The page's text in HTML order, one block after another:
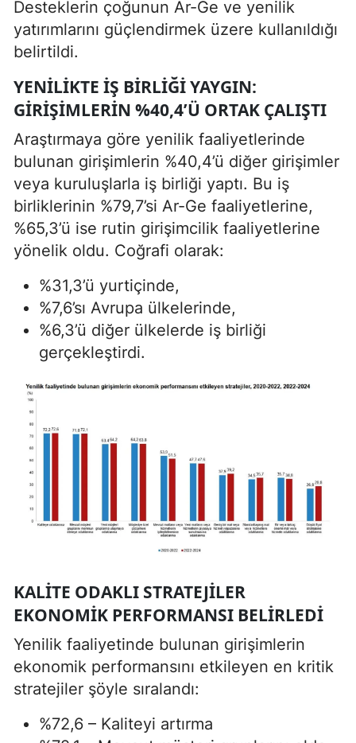
Desteklerin çoğunun Ar-Ge ve yenilik
yatırımlarını güçlendirmek üzere kullanıldığı
belirtildi.
YENILIKTE İŞ BIRLIĞI YAYGIN:
GIRIŞIMLERIN %40,4’Ü ORTAK ÇALIŞTI
Araştırmaya göre yenilik faaliyetlerinde
bulunan girişimlerin %40,4’ü diğer girişimler
veya kuruluşlarla iş birliği yaptı. Bu iş
birliklerinin %79,7’si Ar-Ge faaliyetlerine,
%65,3’ü ise rutin girişimcilik faaliyetlerine
yönelik oldu. Coğrafi olarak:
%31,3’ü yurtiçinde,
%7,6’sı Avrupa ülkelerinde,
%6,3’ü diğer ülkelerde iş birliği
gerçekleştirdi.
KALITE ODAKLI STRATEJILER
EKONOMIK PERFORMANSI BELIRLEDI
Yenilik faaliyetinde bulunan girişimlerin
ekonomik performansını etkileyen en kritik
stratejiler şöyle sıralandı:
%72,6 – Kaliteyi artırma